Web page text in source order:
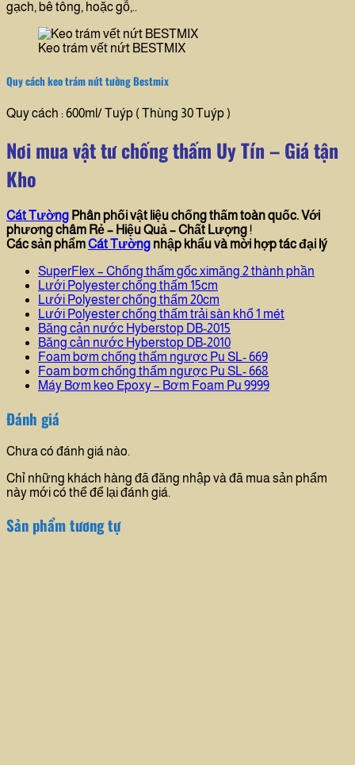
gạch, bê tông, hoặc gỗ,..
Keo trám vết nứt BESTMIX
Quy cách keo trám nứt tường Bestmix
Quy cách : 600ml/ Tuýp ( Thùng 30 Tuýp )
Nơi mua vật tư chống thấm Uy Tín – Giá tận
Kho
Cát Tường Phân phối vật liệu chống thấm toàn quốc. Với
phương châm Rẻ – Hiệu Quả – Chất Lượng!
Các sản phẩmCát Tường nhập khẩu và mời hợp tác đại lý
SuperFlex – Chống thấm gốc ximăng 2 thành phần
Lưới Polyester chống thấm 15cm
Lưới Polyester chống thấm 20cm
Lưới Polyester chống thấm trải sàn khổ 1 mét
Băng cản nước Hyberstop DB-2015
Băng cản nước Hyberstop DB-2010
Foam bơm chống thấm ngược Pu SL- 669
Foam bơm chống thấm ngược Pu SL- 668
Máy Bơm keo Epoxy – Bơm Foam Pu 9999
Đánh giá
Chưa có đánh giá nào.
Chỉ những khách hàng đã đăng nhập và đã mua sản phẩm
này mới có thể để lại đánh giá.
Sản phẩm tương tự